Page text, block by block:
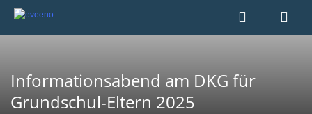
Informationsabend am DKG für
Grundschul-Eltern 2025